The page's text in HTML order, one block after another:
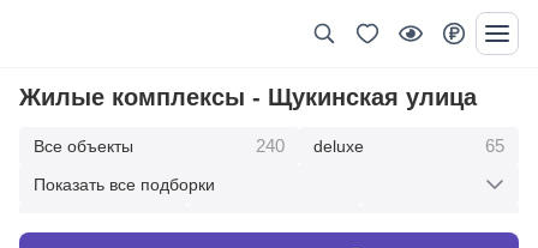
Жилые комплексы - Щукинская улица
Все объекты 240 deluxe 65
Показать все подборки